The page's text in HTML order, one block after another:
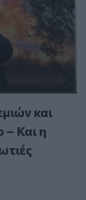
και
– Και η